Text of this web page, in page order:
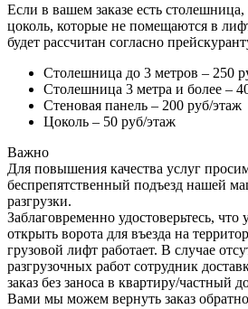
Если в вашем заказе есть
цоколь, которые не помещаются в
будет рассчитан согласно
Столешница до 3 метров – 250
Столешница 3 метра и более –
Стеновая панель – 200 руб/этаж
Цоколь – 50 руб/этаж
Важно
Для повышения качества услуг
беспрепятственный подъезд нашей
разгрузки.
Заблаговременно удостоверьтесь,
открыть ворота для въезда на
грузовой лифт работает. В случае
разгрузочных работ сотрудник
заказ без заноса в квартиру/частный
Вами мы можем вернуть заказ